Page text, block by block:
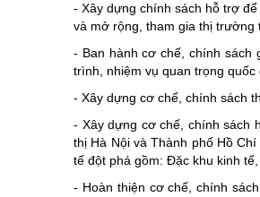
- Xây dựng chính sách hỗ trợ
và mở rộng, tham gia thị trường
- Ban hành cơ chế, chính sách
trình, nhiệm vụ quan trọng
- Xây dựng cơ chế, chính sách
- Xây dựng cơ chế, chính sách
thị Hà Nội và Thành phố Hồ
tế đột phá gồm: Đặc khu kinh
- Hoàn thiện cơ chế, chính